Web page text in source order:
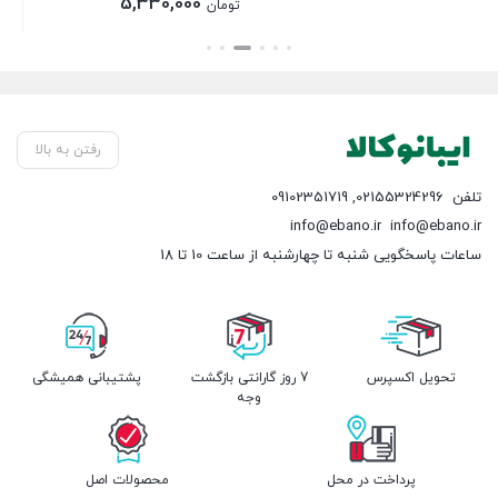
تومان
بستن
رفتن به بالا
تلفن 02155324296
,
09102351719
info@ebano.ir
info@ebano.ir
ساعات پاسخگویی شنبه تا چهارشنبه از ساعت 10 تا 18
تحویل اکسپرس
7 روز گارانتی بازگشت
وجه
پشتیبانی همیشگی
پرداخت در محل محصولات اصل